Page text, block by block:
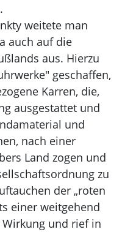
weitete man
auch auf die
aus. Hierzu
geschaffen,
Karren, die,
ausgestattet und
und
nach einer
Land zogen und
zu
der „roten
einer weitgehend
und rief in